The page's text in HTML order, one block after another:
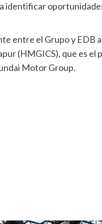
identificar
entre el Grupo y EDB
(HMGICS), que es el
Motor Group.